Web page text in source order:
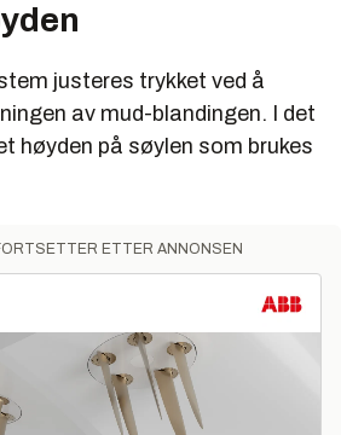
justeres trykket ved å
av mud-blandingen. I det
høyden på søylen som brukes
ETTER ANNONSEN